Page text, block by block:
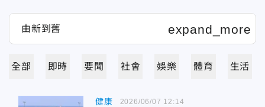
全部 即時 要聞 社會 娛樂 體育 生活
健康 2026/06/07 12:14